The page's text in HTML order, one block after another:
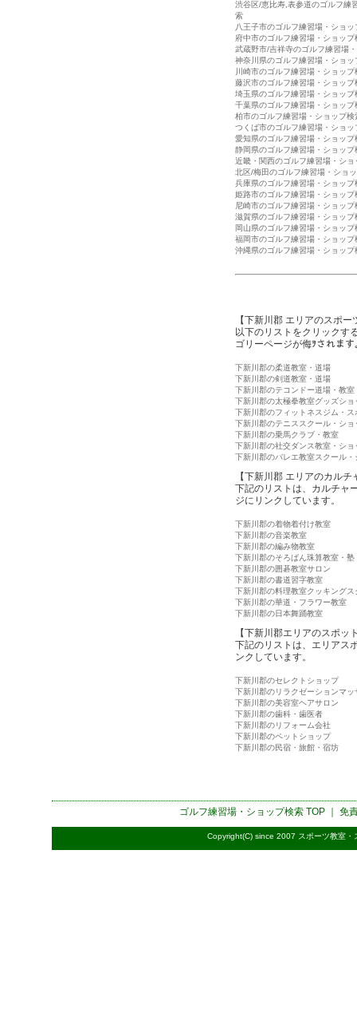
渋谷区/恵比寿,表参道のゴルフ練
索
八王子市のゴルフ練習場・ショッ
府中市のゴルフ練習場・ショップ
武蔵野市/吉祥寺のゴルフ練習場
神奈川県のゴルフ練習場・ショッ
川崎市のゴルフ練習場・ショップ
藤沢市のゴルフ練習場・ショップ
埼玉県のゴルフ練習場・ショップ
千葉県のゴルフ練習場・ショップ
柏市のゴルフ練習場・ショップ検
つくば市のゴルフ練習場・ショッ
愛知県のゴルフ練習場・ショップ
静岡県のゴルフ練習場・ショップ
近畿・関西のゴルフ練習場・ショ
北区/梅田のゴルフ練習場・ショ
兵庫県のゴルフ練習場・ショップ
姫路市のゴルフ練習場・ショップ
尼崎市のゴルフ練習場・ショップ
滋賀県のゴルフ練習場・ショップ
岡山県のゴルフ練習場・ショップ
福岡市のゴルフ練習場・ショップ
沖縄県のゴルフ練習場・ショップ
【下新川郡 エリアのスポ
以下のリストをクリックす
ゴリーページが侮ｦされます
下新川郡の柔道教室・道場
下新川郡の剣道教室・道場
下新川郡のテコンドー道場・教室
下新川郡の太極拳教室グッズショ
下新川郡のフィットネスジム・ス
下新川郡のテニススクール・ショ
下新川郡の乗馬クラブ・教室
下新川郡の社交ダンス教室・ショ
下新川郡のバレエ教室スクール・
【下新川郡 エリアのカル
下記のリストは、カルチャ
ジにリンクしています。
下新川郡の着物着付け教室
下新川郡の音楽教室
下新川郡の編み物教室
下新川郡のそろばん珠算教室・塾
下新川郡の囲碁教室サロン
下新川郡の書道習字教室
下新川郡の料理教室クッキングス
下新川郡の華道・フラワー教室
下新川郡の日本舞踊教室
【下新川郡エリアのスポッ
下記のリストは、エリアス
ンクしています。
下新川郡のセレクトショップ
下新川郡のリラクゼーションマッ
下新川郡の美容室ヘアサロン
下新川郡の歯科・歯医者
下新川郡のリフォーム会社
下新川郡のペットショップ
下新川郡の民宿・旅館・宿坊
ゴルフ練習場・ショップ検索TOP ｜ 免
Copyright(C) since 2007 スポーツ教室・